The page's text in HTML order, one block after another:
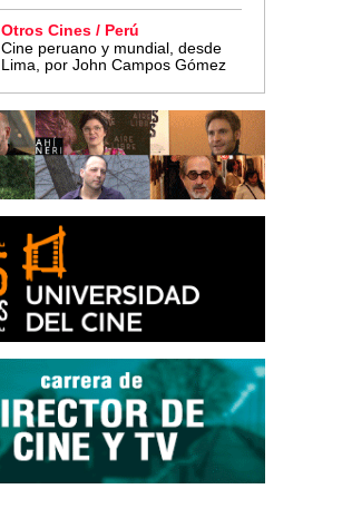
Otros Cines / Perú
Cine peruano y mundial, desde
Lima, por John Campos Gómez